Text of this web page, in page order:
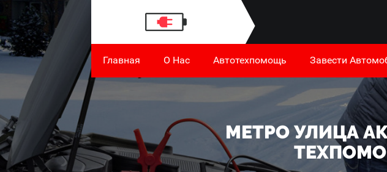
МЕТРО УЛИЦА
Главная О Нас Автотехпомощь Завести